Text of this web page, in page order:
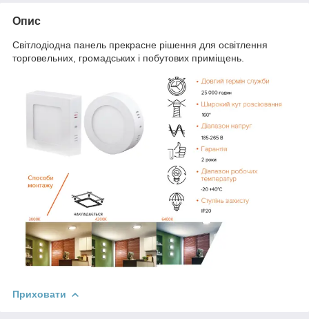
Опис
Світлодіодна панель прекрасне рішення для освітлення
торговельних, громадських і побутових приміщень.
Приховати